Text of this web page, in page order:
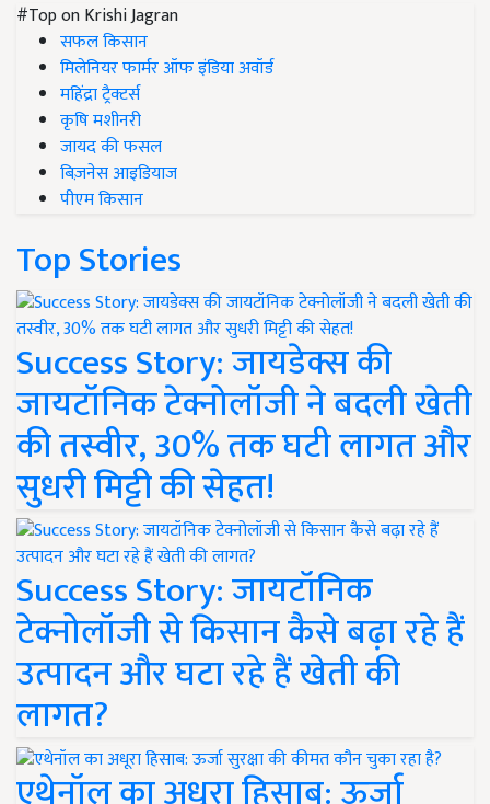
#Top on Krishi Jagran
सफल किसान
मिलेनियर फार्मर ऑफ इंडिया अवॉर्ड
महिंद्रा ट्रैक्टर्स
कृषि मशीनरी
जायद की फसल
बिज़नेस आइडियाज
पीएम किसान
Top Stories
Success Story: जायडेक्स की
जायटॉनिक टेक्नोलॉजी ने बदली खेती
की तस्वीर, 30% तक घटी लागत और
सुधरी मिट्टी की सेहत!
Success Story: जायटॉनिक
टेक्नोलॉजी से किसान कैसे बढ़ा रहे हैं
उत्पादन और घटा रहे हैं खेती की
लागत?